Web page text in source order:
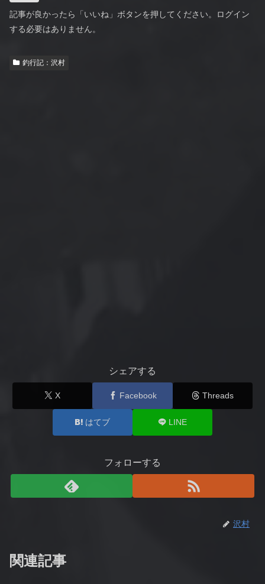
記事が良かったら「いいね」ボタンを押してください。ログイン
する必要はありません。
釣行記：沢村
シェアする
X Facebook Threads
はてブ LINE
フォローする
沢村
関連記事